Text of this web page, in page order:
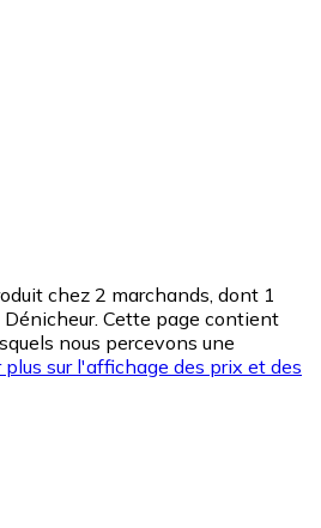
chez 2 marchands, dont 1
Cette page contient
nous percevons une
plus sur l'affichage des prix et des